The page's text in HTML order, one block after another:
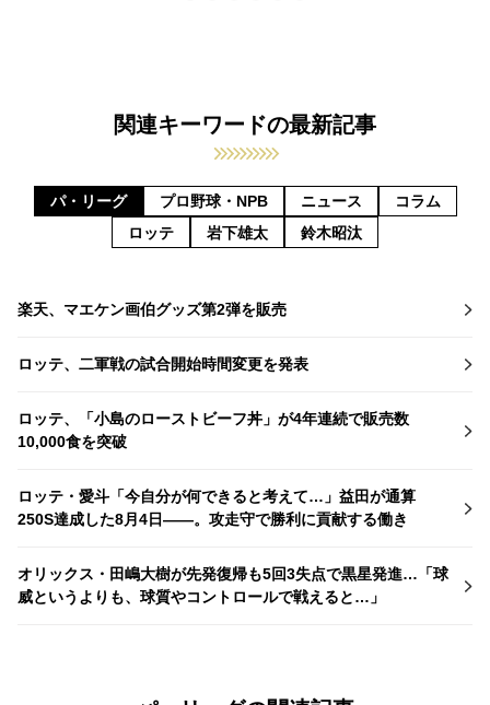
関連キーワードの最新記事
パ・リーグ プロ野球・NPB ニュース
コラム
ロッテ
岩下雄太 鈴木昭汰
楽天、マエケン画伯グッズ第2弾を販売
ロッテ、二軍戦の試合開始時間変更を発表
ロッテ、「小島のローストビーフ丼」が4年連続で販売数
10,000食を突破
ロッテ・愛斗「今自分が何できると考えて…」益田が通算
250S達成した8月4日――。攻走守で勝利に貢献する働き
オリックス・田嶋大樹が先発復帰も5回3失点で黒星発進…「球
威というよりも、球質やコントロールで戦えると…」